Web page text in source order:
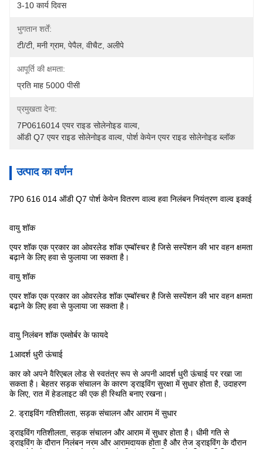
3-10 कार्य दिवस
भुगतान शर्तें:
टी/टी, मनी ग्राम, पेपैल, वीचैट, अलीपे
आपूर्ति की क्षमता:
प्रति माह 5000 पीसी
प्रमुखता देना:
7P0616014 एयर राइड सोलेनोइड वाल्व
ऑडी Q7 एयर राइड सोलेनोइड वाल्व पोर्श केयेन एयर राइड सोलेनोइड ब्लॉक
उत्पाद का वर्णन
7P0 616 014 ऑडी Q7 पोर्श केयेन वितरण वाल्व हवा निलंबन नियंत्रण वाल्व इकाई
वायु शॉक
एयर शॉक एक प्रकार का ओवरलेड शॉक एम्बॉस्चर है जिसे सस्पेंशन की भार वहन क्षमता
बढ़ाने के लिए हवा से फुलाया जा सकता है।
वायु शॉक
एयर शॉक एक प्रकार का ओवरलेड शॉक एम्बॉस्चर है जिसे सस्पेंशन की भार वहन क्षमता
बढ़ाने के लिए हवा से फुलाया जा सकता है।
वायु निलंबन शॉक एब्सोर्बर के फायदे
1आदर्श धुरी ऊंचाई
कार को अपने वैरिएबल लोड से स्वतंत्र रूप से अपनी आदर्श धुरी ऊंचाई पर रखा जा
सकता है। बेहतर सड़क संचालन के कारण ड्राइविंग सुरक्षा में सुधार होता है, उदाहरण
के लिए, रात में हेडलाइट की एक ही स्थिति बनाए रखना।
2. ड्राइविंग गतिशीलता, सड़क संचालन और आराम में सुधार
ड्राइविंग गतिशीलता, सड़क संचालन और आराम में सुधार होता है। धीमी गति से
ड्राइविंग के दौरान निलंबन नरम और आरामदायक होता है और तेज ड्राइविंग के दौरान